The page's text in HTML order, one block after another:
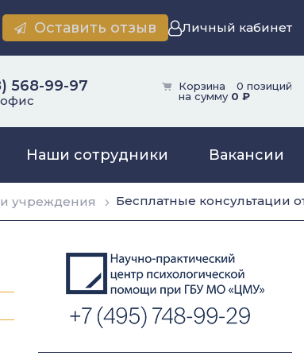
Оставить отзыв Личный кабинет
568-99-97
офис
Корзина
0 позиций
на сумму 0 ₽
Наши сотрудники Вакансии
учреждения Бесплатные